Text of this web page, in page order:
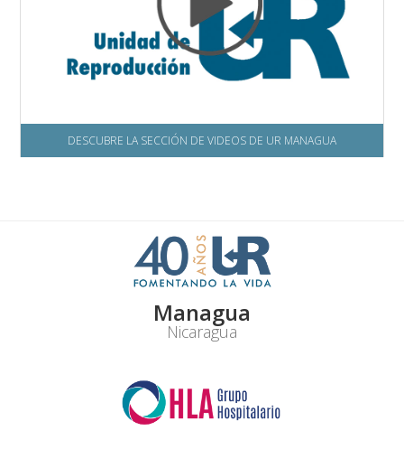
DESCUBRE LA SECCIÓN DE VIDEOS DE UR MANAGUA
Managua
Nicaragua